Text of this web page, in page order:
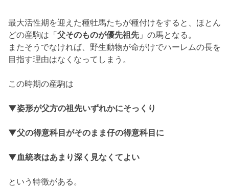
最大活性期を迎えた種牡馬たちが種付けをすると、ほとん
どの産駒は「父そのものが優先祖先」の馬となる。
またそうでなければ、野生動物が命がけでハーレムの長を
目指す理由はなくなってしまう。
この時期の産駒は
▼姿形が父方の祖先いずれかにそっくり
▼父の得意科目がそのまま仔の得意科目に
▼血統表はあまり深く見なくてよい
という特徴がある。